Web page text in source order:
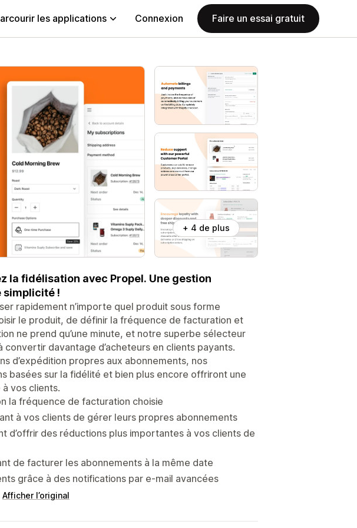
les applications Connexion Faire un essai gratuit
+ 4 de plus
la fidélisation avec Propel. Une gestion
simplicité !
rapidement n’importe quel produit sous forme
le produit, de définir la fréquence de facturation et
ne prend qu’une minute, et notre superbe sélecteur
convertir davantage d’acheteurs en clients payants.
d’expédition propres aux abonnements, nos
basées sur la fidélité et bien plus encore offriront une
vos clients.
la fréquence de facturation choisie
à vos clients de gérer leurs propres abonnements
d’offrir des réductions plus importantes à vos clients de
de facturer les abonnements à la même date
grâce à des notifications par e-mail avancées
Afficher l’original